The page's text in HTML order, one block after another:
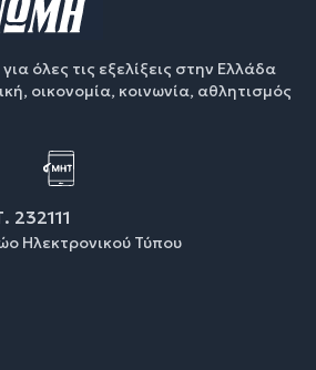
όλες τις εξελίξεις στην Ελλάδα
οικονομία, κοινωνία, αθλητισμός
232111
Ηλεκτρονικού Τύπου